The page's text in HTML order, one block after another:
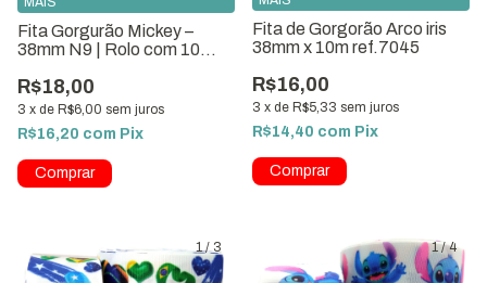
Fita Gorgurão Mickey –
38mm N9 | Rolo com 10
R$18,00
3 x de R$6,00 sem juros
R$16,20 com Pix
Comprar
Fita de Gorgorão Arco iris
38mm x 10m ref.7045
R$16,00
3 x de R$5,33 sem juros
R$14,40 com Pix
1/3 1/4